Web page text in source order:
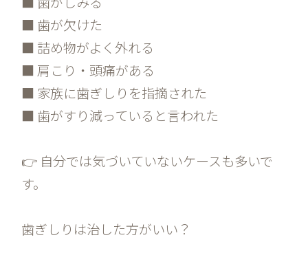
■ 歯が欠けた
■ 詰め物がよく外れる
■ 肩こり・頭痛がある
■ 家族に歯ぎしりを指摘された
■ 歯がすり減っていると言われた
👉 自分では気づいていないケースも多いで
す。
歯ぎしりは治した方がいい？